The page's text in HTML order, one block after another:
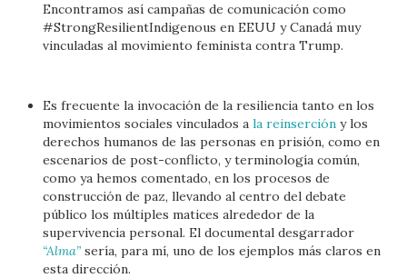
Encontramos así campañas de comunicación como
#StrongResilientIndigenous en EEUU y Canadá muy
vinculadas al movimiento feminista contra Trump.
Es frecuente la invocación de la resiliencia tanto en los
movimientos sociales vinculados ala reinserción y los
derechos humanos de las personas en prisión, como en
escenarios de post-conflicto, y terminología común,
como ya hemos comentado, en los procesos de
construcción de paz, llevando al centro del debate
público los múltiples matices alrededor de la
supervivencia personal. El documental desgarrador
“Alma” sería, para mí, uno de los ejemplos más claros en
esta dirección.